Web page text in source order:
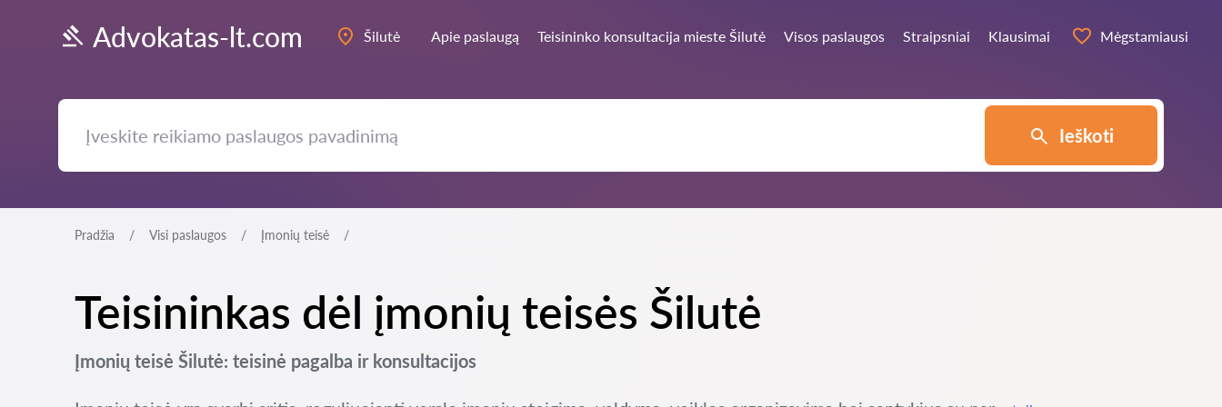
Advokatas-lt.com Šilutė Apie paslaugą Teisininko konsultacija mieste Šilutė Visos paslaugos Straipsniai Klausimai Mėgstamiausi
Ieškoti
Pradžia Visi paslaugos Įmonių teisė
Teisininkas dėl įmonių teisės Šilutė
Įmonių teisė Šilutė: teisinė pagalba ir konsultacijos